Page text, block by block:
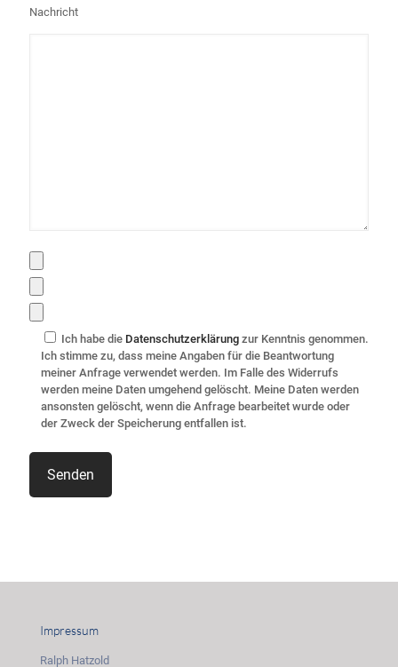
Nachricht
Ich habe die Datenschutzerklärung zur Kenntnis genommen.
Ich stimme zu, dass meine Angaben für die Beantwortung
meiner Anfrage verwendet werden. Im Falle des Widerrufs
werden meine Daten umgehend gelöscht. Meine Daten werden
ansonsten gelöscht, wenn die Anfrage bearbeitet wurde oder
der Zweck der Speicherung entfallen ist.
Impressum
Ralph Hatzold